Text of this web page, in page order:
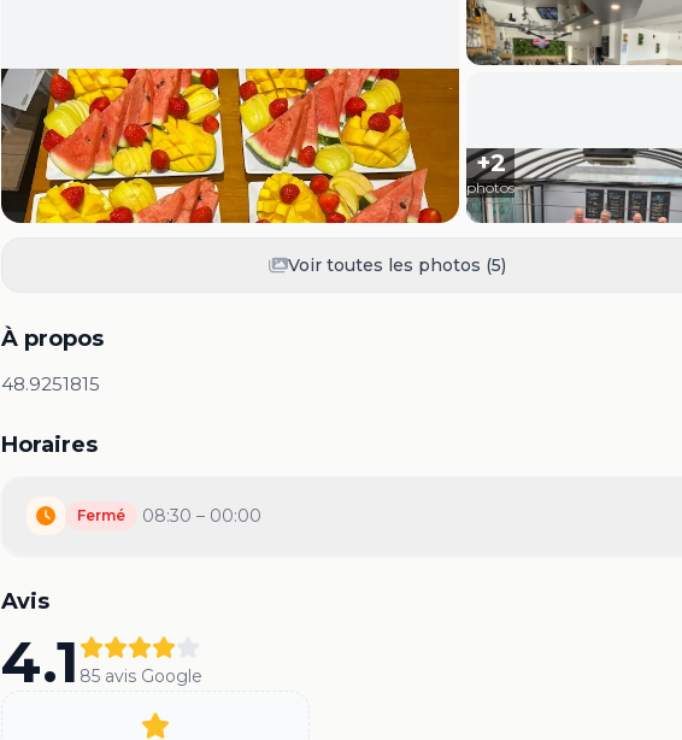
+2
photos
Voir toutes les photos (5)
À propos
48.9251815
Horaires
Fermé 08:30 – 00:00
Avis
4.1 85 avis Google